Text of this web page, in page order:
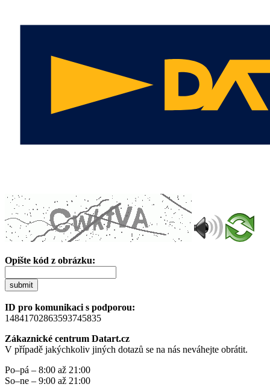
Opište kód z obrázku:
submit
ID pro komunikaci s podporou:
14841702863593745835
Zákaznické centrum Datart.cz
V případě jakýchkoliv jiných dotazů se na nás neváhejte obrátit.
Po–pá – 8:00 až 21:00
So–ne – 9:00 až 21:00